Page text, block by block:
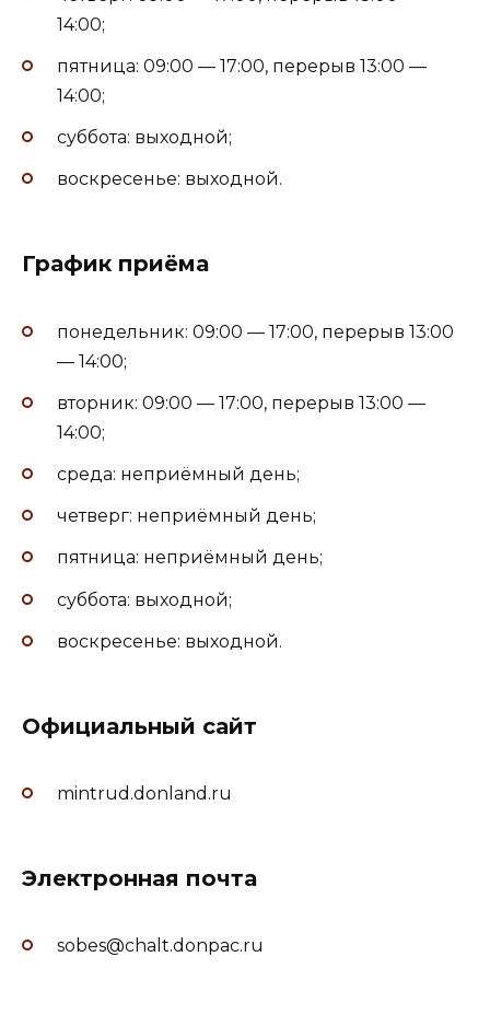
14:00;
пятница: 09:00 — 17:00, перерыв 13:00 —
14:00;
суббота: выходной;
воскресенье: выходной.
График приёма
понедельник: 09:00 — 17:00, перерыв 13:00
— 14:00;
вторник: 09:00 — 17:00, перерыв 13:00 —
14:00;
среда: неприёмный день;
четверг: неприёмный день;
пятница: неприёмный день;
суббота: выходной;
воскресенье: выходной.
Официальный сайт
mintrud.donland.ru
Электронная почта
sobes@chalt.donpac.ru